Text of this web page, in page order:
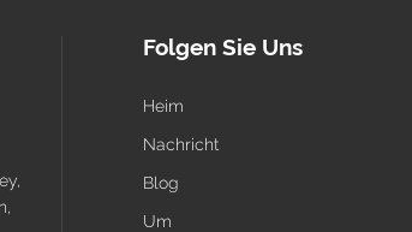
Folgen Sie Uns
Heim
Nachricht
Blog
Um